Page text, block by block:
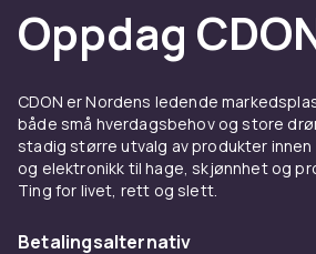
Oppdag
CDON er Nordens ledende
både små hverdagsbehov og store
stadig større utvalg av produkter innen
og elektronikk til hage, skjønnhet og
Ting for livet, rett og slett.
Betalingsalternativ